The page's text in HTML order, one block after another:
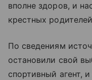
вполне здоров, и
крестных
По сведениям
остановили свой
спортивный агент,